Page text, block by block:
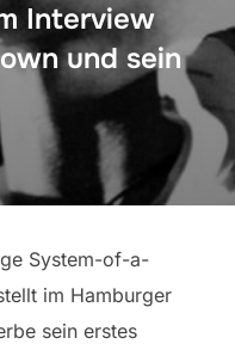
Interview
und sein
System-of-a-
im Hamburger
sein erstes